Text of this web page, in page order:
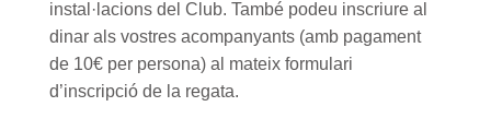
instal·lacions del Club. També podeu inscriure al
dinar als vostres acompanyants (amb pagament
de 10€ per persona) al mateix formulari
d’inscripció de la regata.